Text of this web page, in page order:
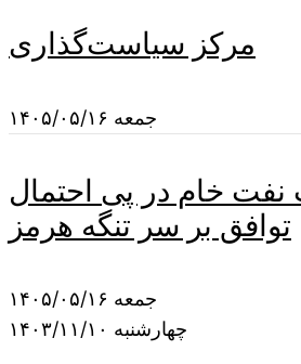
مرکز سیاست‌گذاری
جمعه ۱۴۰۵/۰۵/۱۶
خام در پی احتمال
توافق بر سر تنگه هرمز
جمعه ۱۴۰۵/۰۵/۱۶
چهارشنبه ۱۴۰۳/۱۱/۱۰